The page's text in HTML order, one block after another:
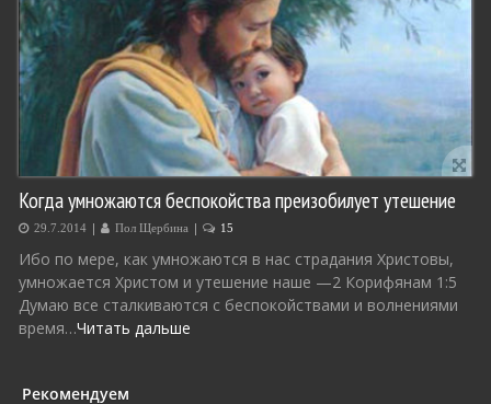
Когда умножаются беспокойства преизобилует утешение
29.7.2014 | Пол Щербина | 15
Ибо по мере, как умножаются в нас страдания Христовы,
умножается Христом и утешение наше —2 Корифянам 1:5
Думаю все сталкиваются с беспокойствами и волнениями
время…Читать дальше
Рекомендуем